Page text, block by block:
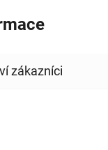
je 5 z 5 hvězdiček.